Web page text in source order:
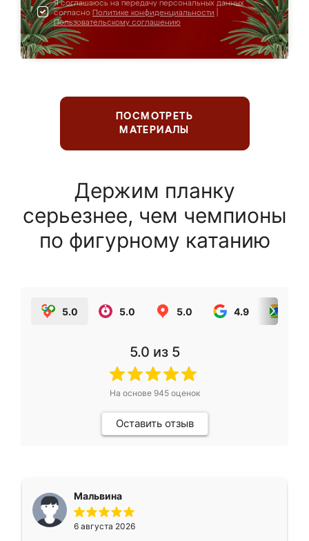
Я соглашаюсь на передачу персональных данных
согласно Политике конфиденциальности
Пользовательскому соглашению
ПОСМОТРЕТЬ
МАТЕРИАЛЫ
Держим планку
серьезнее, чем чемпионы
по фигурному катанию
5.0 5.0 5.0 4.9
5.0 из 5
На основе 945оценок
Оставить отзыв
Мальвина
6 августа 2026